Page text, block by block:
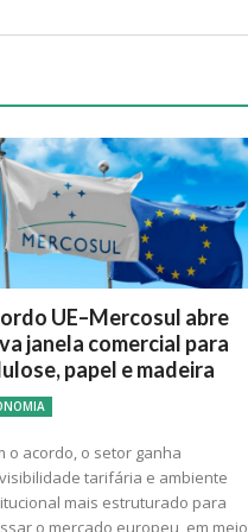
UE–Mercosul abre
janela comercial para
papel e madeira
o acordo, o setor ganha
tarifária e ambiente
mais estruturado para
o mercado europeu, em